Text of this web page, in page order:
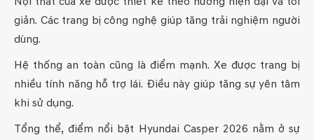
giản. Các trang bị công nghệ giúp tăng trải nghiệm người
dùng.
Hệ thống an toàn cũng là điểm mạnh. Xe được trang bị
nhiều tính năng hỗ trợ lái. Điều này giúp tăng sự yên tâm
khi sử dụng.
Tổng thể, điểm nổi bật Hyundai Casper 2026 nằm ở sự